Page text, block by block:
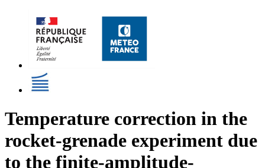
Temperature correction in the
rocket-grenade experiment due
to the finite-amplitude-